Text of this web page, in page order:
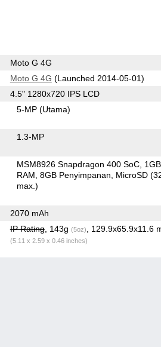
Moto G 4G
Moto G 4G (Launched 2014-05-01)
4.5" 1280x720 IPS LCD
5-MP(Utama)
1.3-MP
MSM8926 Snapdragon 400 SoC 1GB
RAM 8GB Penyimpanan
MicroSD
max.)
2070 mAh
IP Rating, 143g (5oz) , 129.9x65.9x11.6
(5.11 x 2.59 x 0.46 inches)